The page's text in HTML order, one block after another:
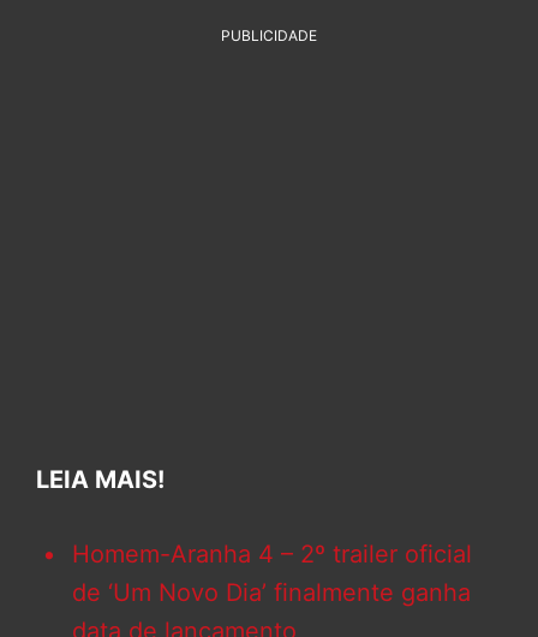
PUBLICIDADE
LEIA MAIS!
Homem-Aranha 4 – 2º trailer oficial
de ‘Um Novo Dia’ finalmente ganha